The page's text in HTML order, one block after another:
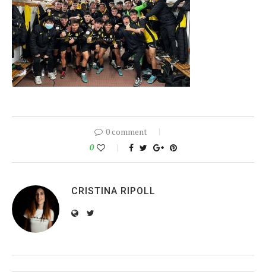
0 comment
0
CRISTINA RIPOLL